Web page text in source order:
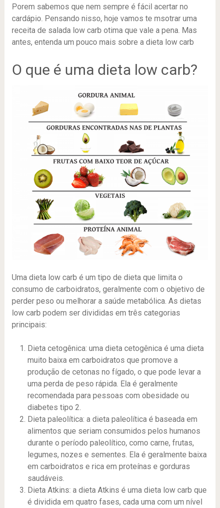
Porem sabemos que nem sempre é fácil acertar no
cardápio. Pensando nisso, hoje vamos te msotrar uma
receita de salada low carb otima que vale a pena. Mas
antes, entenda um pouco mais sobre a dieta low carb
O que é uma dieta low carb?
Uma dieta low carb é um tipo de dieta que limita o
consumo de carboidratos, geralmente com o objetivo de
perder peso ou melhorar a saúde metabólica. As dietas
low carb podem ser divididas em três categorias
principais:
Dieta cetogênica: uma dieta cetogênica é uma dieta
muito baixa em carboidratos que promove a
produção de cetonas no fígado, o que pode levar a
uma perda de peso rápida. Ela é geralmente
recomendada para pessoas com obesidade ou
diabetes tipo 2.
Dieta paleolítica: a dieta paleolítica é baseada em
alimentos que seriam consumidos pelos humanos
durante o período paleolítico, como carne, frutas,
legumes, nozes e sementes. Ela é geralmente baixa
em carboidratos e rica em proteínas e gorduras
saudáveis.
Dieta Atkins: a dieta Atkins é uma dieta low carb que
é dividida em quatro fases, cada uma com um nível